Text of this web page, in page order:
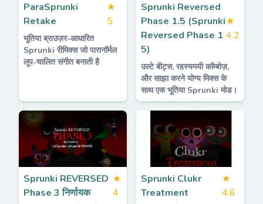
ParaSprunki
Retake
★
5
भूतिया ब्राउज़र-आधारित
Sprunki रीमिक्स जो पारानॉर्मल
लूप-चालित संगीत बनाती है
Sprunki Reversed
Phase 1.5 (Sprunki
Reversed Phase 1
5)
★
4.2
उल्टे बीट्स, रहस्यमयी कॉम्बोज़,
और साझा करने योग्य मिक्स के
साथ एक भूतिया Sprunki मोड।
Sprunki REVERSED
Phase 3 निर्णायक
★
4
Sprunki Clukr
Treatment
★
4.6